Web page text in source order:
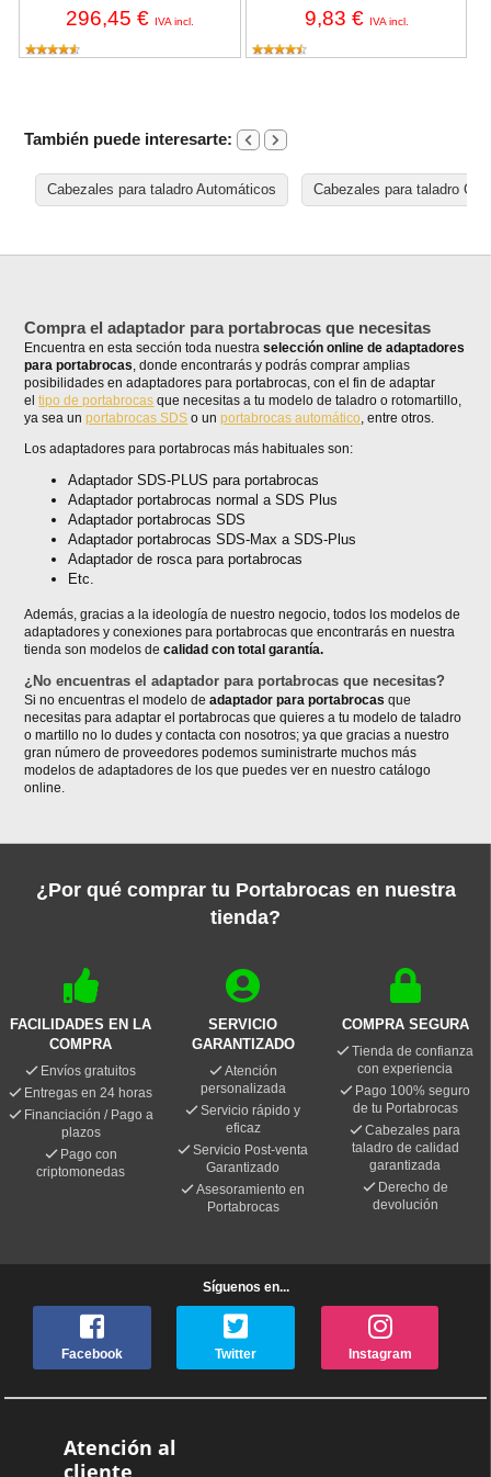
296,45 € IVA incl. 9,83 € IVA incl.
También puede interesarte:
Cabezales para taladro Automáticos Cabezales para taladro
Compra el adaptador para portabrocas que necesitas
Encuentra en esta sección toda nuestraselección online de adaptadores
para portabrocas, donde encontrarás y podrás comprar amplias
posibilidades en adaptadores para portabrocas, con el fin de adaptar
eltipo de portabrocas que necesitas a tu modelo de taladro o rotomartillo,
ya sea unportabrocas SDS o unportabrocas automático, entre otros.
Los adaptadores para portabrocas más habituales son:
Adaptador SDS-PLUS para portabrocas
Adaptador portabrocas normal a SDS Plus
Adaptador portabrocas SDS
Adaptador portabrocas SDS-Max a SDS-Plus
Adaptador de rosca para portabrocas
Etc.
Además, gracias a la ideología de nuestro negocio, todos los modelos de
adaptadores y conexiones para portabrocas que encontrarás en nuestra
tienda son modelos decalidad con total garantía.
¿No encuentras el adaptador para portabrocas que necesitas?
Si no encuentras el modelo deadaptador para portabrocas que
necesitas para adaptar el portabrocas que quieres a tu modelo de taladro
o martillo no lo dudes y contacta con nosotros; ya que gracias a nuestro
gran número de proveedores podemos suministrarte muchos más
modelos de adaptadores de los que puedes ver en nuestro catálogo
online.
¿Por qué comprar tu Portabrocas en nuestra
tienda?
FACILIDADES EN LA
COMPRA
Envíos gratuitos
Entregas en 24 horas
Financiación / Pago a
plazos
Pago con
criptomonedas
SERVICIO
GARANTIZADO
Atención
personalizada
Servicio rápido y
eficaz
Servicio Post-venta
Garantizado
Asesoramiento en
Portabrocas
COMPRA SEGURA
Tienda de confianza
con experiencia
Pago 100% seguro
de tu Portabrocas
Cabezales para
taladro de calidad
garantizada
Derecho de
devolución
Síguenos en...
Facebook Twitter Instagram
Atención al
cliente